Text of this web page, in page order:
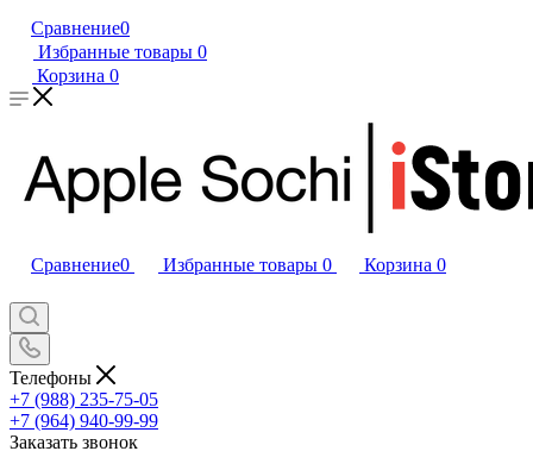
Сравнение0
Избранные товары 0
Корзина 0
Сравнение0 Избранные товары 0 Корзина 0
Телефоны
+7 (988) 235-75-05
+7 (964) 940-99-99
Заказать звонок